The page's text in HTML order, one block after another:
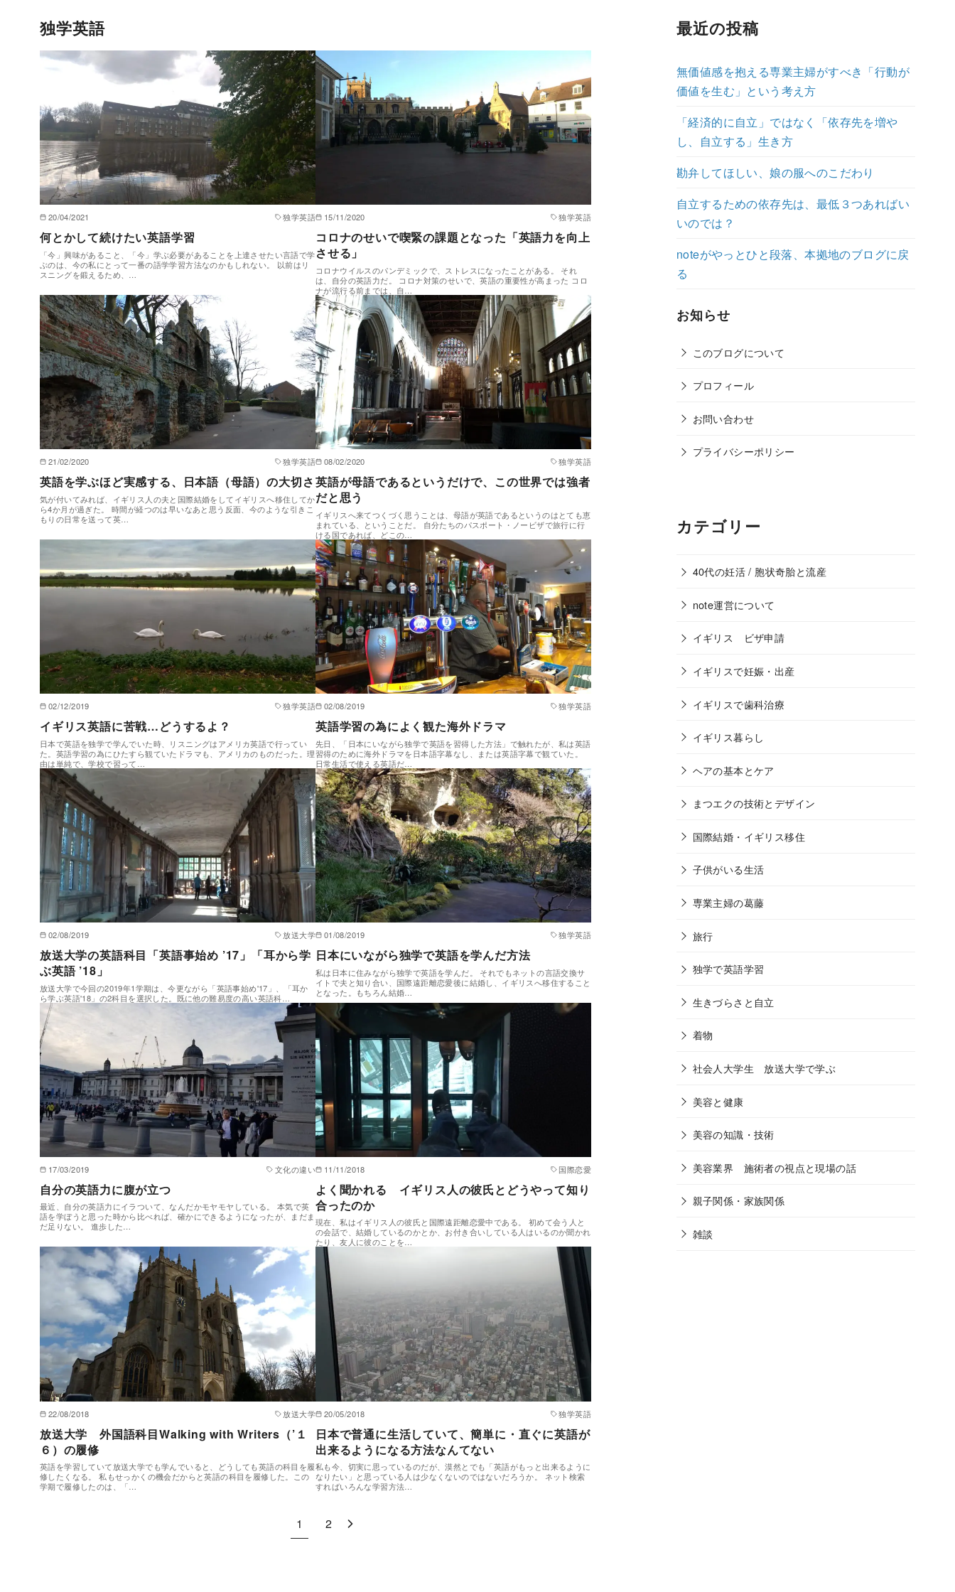
独学英語
20/04/2021 独学英語
何とかして続けたい英語学習
「今」興味があること、「今」学ぶ必要があることを上達させたい言語で学
ぶのは、今の私にとって一番の語学学習方法なのかもしれない。 以前はリ
スニングを鍛えるため、…
15/11/2020 独学英語
コロナのせいで喫緊の課題となった「英語力を向上
させる」
コロナウイルスのパンデミックで、ストレスになったことがある。 それ
は、自分の英語力だ。 コロナ対策のせいで、英語の重要性が高まった コロ
ナが流行る前までは、自…
21/02/2020 独学英語
英語を学ぶほど実感する、日本語（母語）の大切さ
気が付いてみれば、イギリス人の夫と国際結婚をしてイギリスへ移住してか
ら4か月が過ぎた。 時間が経つのは早いなあと思う反面、今のような引きこ
もりの日常を送って英…
08/02/2020 独学英語
英語が母語であるというだけで、この世界では強者
だと思う
イギリスへ来てつくづく思うことは、母語が英語であるというのはとても恵
まれている、ということだ。 自分たちのパスポート・ノービザで旅行に行
ける国であれば、どこの…
02/12/2019 独学英語
イギリス英語に苦戦…どうするよ？
日本で英語を独学で学んでいた時、リスニングはアメリカ英語で行ってい
た。英語学習の為にひたすら観ていたドラマも、アメリカのものだった。理
由は単純で、学校で習って…
02/08/2019 独学英語
英語学習の為によく観た海外ドラマ
先日、「日本にいながら独学で英語を習得した方法」で触れたが、私は英語
習得のために海外ドラマを日本語字幕なし、または英語字幕で観ていた。
日常生活で使える英語だ…
02/08/2019 放送大学
放送大学の英語科目「英語事始め ’17」「耳から学
ぶ英語 ’18」
放送大学で今回の2019年1学期は、今更ながら「英語事始め'17」、「耳か
ら学ぶ英語'18」の2科目を選択した。既に他の難易度の高い英語科…
01/08/2019 独学英語
日本にいながら独学で英語を学んだ方法
私は日本に住みながら独学で英語を学んだ。 それでもネットの言語交換サ
イトで夫と知り合い、国際遠距離恋愛後に結婚し、イギリスへ移住すること
となった。もちろん結婚…
17/03/2019 文化の違い
自分の英語力に腹が立つ
最近、自分の英語力にイラついて、なんだかモヤモヤしている。 本気で英
語を学ぼうと思った時から比べれば、確かにできるようになったが、まだま
だ足りない。 進歩した…
11/11/2018 国際恋愛
よく聞かれる イギリス人の彼氏とどうやって知り
合ったのか
現在、私はイギリス人の彼氏と国際遠距離恋愛中である。 初めて会う人と
の会話で、結婚しているのかとか、お付き合いしている人はいるのか聞かれ
たり、友人に彼のことを…
22/08/2018 放送大学
放送大学 外国語科目Walking with Writers（’１
６）の履修
英語を学習していて放送大学でも学んでいると、どうしても英語の科目を履
修したくなる。 私もせっかくの機会だからと英語の科目を履修した。この
学期で履修したのは、「…
20/05/2018 独学英語
日本で普通に生活していて、簡単に・直ぐに英語が
出来るようになる方法なんてない
私も今、切実に思っているのだが、漠然とでも「英語がもっと出来るように
なりたい」と思っている人は少なくないのではないだろうか。 ネット検索
すればいろんな学習方法…
1 2
最近の投稿
無価値感を抱える専業主婦がすべき「行動が
価値を生む」という考え方
「経済的に自立」ではなく「依存先を増や
し、自立する」生き方
勘弁してほしい、娘の服へのこだわり
自立するための依存先は、最低３つあればい
いのでは？
noteがやっとひと段落、本拠地のブログに戻
る
お知らせ
このブログについて
プロフィール
お問い合わせ
プライバシーポリシー
カテゴリー
40代の妊活 / 胞状奇胎と流産
note運営について
イギリス ビザ申請
イギリスで妊娠・出産
イギリスで歯科治療
イギリス暮らし
ヘアの基本とケア
まつエクの技術とデザイン
国際結婚・イギリス移住
子供がいる生活
専業主婦の葛藤
旅行
独学で英語学習
生きづらさと自立
着物
社会人大学生 放送大学で学ぶ
美容と健康
美容の知識・技術
美容業界 施術者の視点と現場の話
親子関係・家族関係
雑談